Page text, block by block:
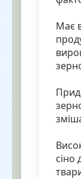
Має
сіно